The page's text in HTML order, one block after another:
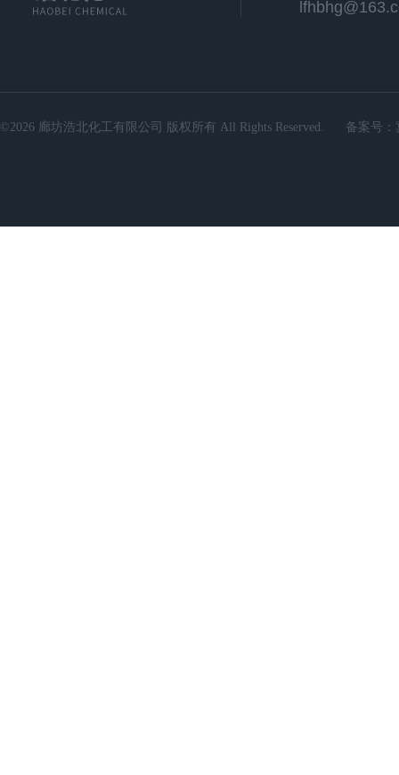
©2026 廊坊浩北化工有限公司 版权所有 All Rights Reserved. 备案号：